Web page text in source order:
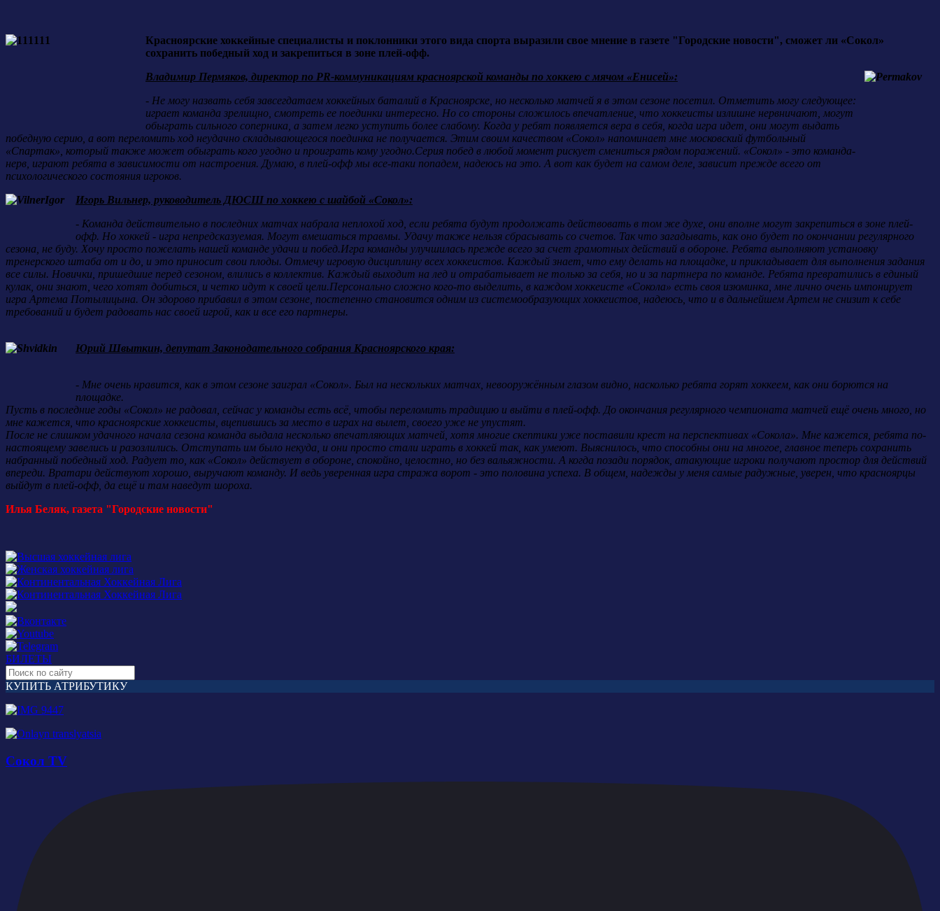
Красноярские хоккейные специалисты и поклонники этого вида спорта выразили свое мнение в газете "Городские новости", сможет ли «Сокол»
сохранить победный ход и закрепиться в зоне плей-офф.
Владимир Пермяков, директор по PR-коммуникациям красноярской команды по хоккею с мячом «Енисей»:
- Не могу назвать себя завсегдатаем хоккейных баталий в Красноярске, но несколько матчей я в этом сезоне посетил. Отметить могу следующее:
играет команда зрелищно, смотреть ее поединки интересно. Но со стороны сложилось впечатление, что хоккеисты излишне нервничают, могут
обыграть сильного соперника, а затем легко уступить более слабому. Когда у ребят появляется вера в себя, когда игра идет, они могут выдать
победную серию, а вот переломить ход неудачно складывающегося поединка не получается. Этим своим качеством «Сокол» напоминает мне московский футбольный
«Спартак», который также может обыграть кого угодно и проиграть кому угодно.Серия побед в любой момент рискует смениться рядом поражений. «Сокол» - это команда-
нерв, играют ребята в зависимости от настроения. Думаю, в плей-офф мы все-таки попадем, надеюсь на это. А вот как будет на самом деле, зависит прежде всего от
психологического состояния игроков.
Игорь Вильнер, руководитель ДЮСШ по хоккею с шайбой «Сокол»:
- Команда действительно в последних матчах набрала неплохой ход, если ребята будут продолжать действовать в том же духе, они вполне могут закрепиться в зоне плей-
офф. Но хоккей - игра непредсказуемая. Могут вмешаться травмы. Удачу также нельзя сбрасывать со счетов. Так что загадывать, как оно будет по окончании регулярного
сезона, не буду. Хочу просто пожелать нашей команде удачи и побед.Игра команды улучшилась прежде всего за счет грамотных действий в обороне. Ребята выполняют установку
тренерского штаба от и до, и это приносит свои плоды. Отмечу игровую дисциплину всех хоккеистов. Каждый знает, что ему делать на площадке, и прикладывает для выполнения задания
все силы. Новички, пришедшие перед сезоном, влились в коллектив. Каждый выходит на лед и отрабатывает не только за себя, но и за партнера по команде. Ребята превратились в единый
кулак, они знают, чего хотят добиться, и четко идут к своей цели.Персонально сложно кого-то выделить, в каждом хоккеисте «Сокола» есть своя изюминка, мне лично очень импонирует
игра Артема Потылицына. Он здорово прибавил в этом сезоне, постепенно становится одним из системообразующих хоккеистов, надеюсь, что и в дальнейшем Артем не снизит к себе
требований и будет радовать нас своей игрой, как и все его партнеры.
Юрий Швыткин, депутат Законодательного собрания Красноярского края:
- Мне очень нравится, как в этом сезоне заиграл «Сокол». Был на нескольких матчах, невооружённым глазом видно, насколько ребята горят хоккеем, как они борются на
площадке.
Пусть в последние годы «Сокол» не радовал, сейчас у команды есть всё, чтобы переломить традицию и выйти в плей-офф. До окончания регулярного чемпионата матчей ещё очень много, но
мне кажется, что красноярские хоккеисты, вцепившись за место в играх на вылет, своего уже не упустят.
После не слишком удачного начала сезона команда выдала несколько впечатляющих матчей, хотя многие скептики уже поставили крест на перспективах «Сокола». Мне кажется, ребята по-
настоящему завелись и разозлились. Отступать им было некуда, и они просто стали играть в хоккей так, как умеют. Выяснилось, что способны они на многое, главное теперь сохранить
набранный победный ход. Радует то, как «Сокол» действует в обороне, спокойно, целостно, но без вальяжности. А когда позади порядок, атакующие игроки получают простор для действий
впереди. Вратари действуют хорошо, выручают команду. И ведь уверенная игра стража ворот - это половина успеха. В общем, надежды у меня самые радужные, уверен, что красноярцы
выйдут в плей-офф, да ещё и там наведут шороха.
Илья Беляк, газета "Городские новости"
БИЛЕТЫ
КУПИТЬ АТРИБУТИКУ
Сокол TV